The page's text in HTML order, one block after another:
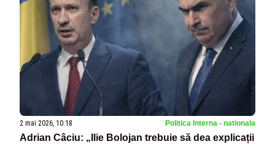
2 mai 2026, 10:18 Politica Interna - nationala
Adrian Câciu: „Ilie Bolojan trebuie să dea explicații